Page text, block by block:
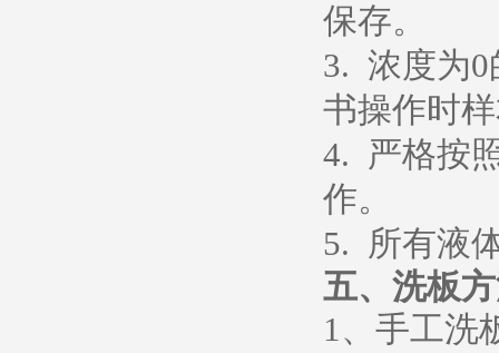
保存。
3. 浓度为0
书操作时
4. 严格按
作。
5. 所有液
五、 洗板
1、 手工洗